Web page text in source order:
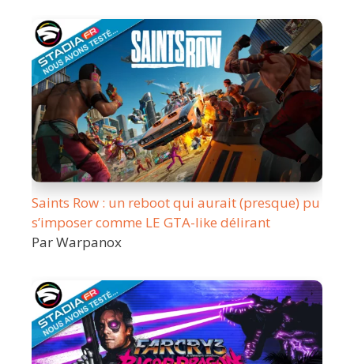
Saints Row : un reboot qui aurait (presque) pu
s’imposer comme LE GTA-like délirant
Par Warpanox